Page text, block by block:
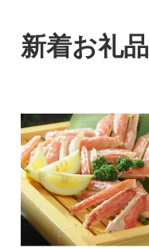
新着お礼品